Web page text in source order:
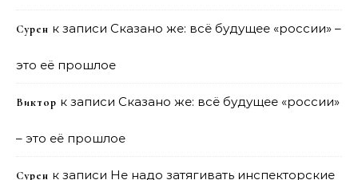
Сурен к записи Сказано же: всё будущее «россии» –
это её прошлое
Виктор к записи Сказано же: всё будущее «россии»
– это её прошлое
Сурен к записи Не надо затягивать инспекторские